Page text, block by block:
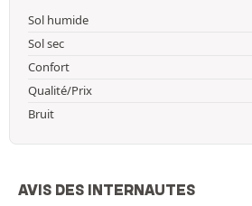
Sol humide
Sol sec
Confort
Qualité/Prix
Bruit
AVIS DES INTERNAUTES